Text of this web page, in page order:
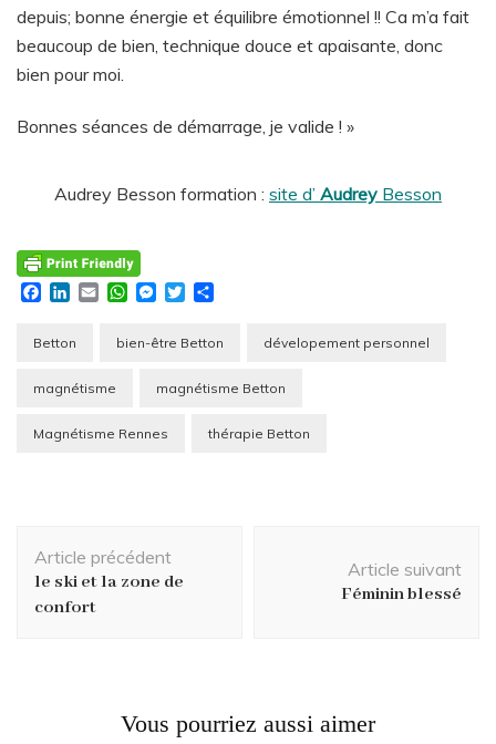
depuis; bonne énergie et équilibre émotionnel !! Ca m’a fait
beaucoup de bien, technique douce et apaisante, donc
bien pour moi.
Bonnes séances de démarrage, je valide ! »
Audrey Besson formation : site d’ Audrey Besson
Facebook
LinkedIn
EmailWhatsApp
Messenger
Twitter
Betton bien-être Betton dévelopement personnel
magnétisme magnétisme Betton
Magnétisme Rennes thérapie Betton
d'article
Article précédent
le ski et la zone de
confort
Article suivant
Féminin blessé
Vous pourriez aussi aimer